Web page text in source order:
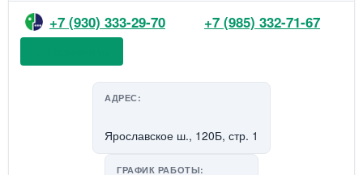
+7 (930) 333-29-70 +7 (985) 332-71-67
АДРЕС:
Ярославское ш., 120Б, стр. 1
ГРАФИК РАБОТЫ: